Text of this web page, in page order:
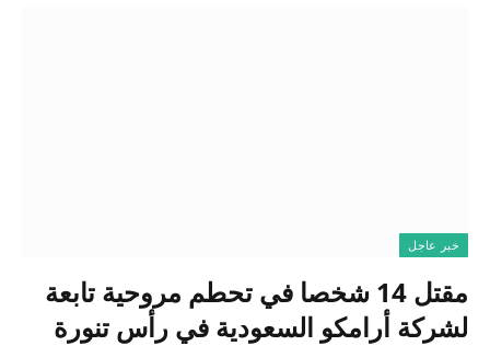
خبر عاجل
مقتل 14 شخصا في تحطم مروحية تابعة
لشركة أرامكو السعودية في رأس تنورة